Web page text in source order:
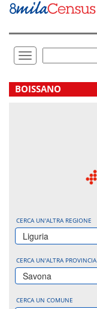
Vai
direttamente
Toggle
navigation
.
BOISSANO
CERCA UN'ALTRA REGIONE
Liguria
CERCA UN'ALTRA PROVINCIA
Savona
CERCA UN COMUNE